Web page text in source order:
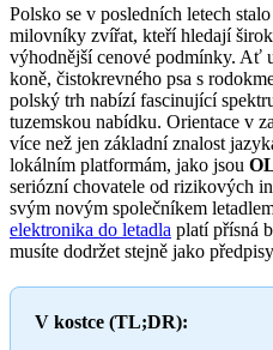
Polsko se v posledních letech
milovníky zvířat, kteří hledají
výhodnější cenové podmínky. Ať
koně, čistokrevného psa s
polský trh nabízí fascinující
tuzemskou nabídku. Orientace v
více než jen základní znalost
lokálním platformám, jako jsou
seriózní chovatele od rizikových
svým novým společníkem
elektronika do letadla platí přísná
musíte dodržet stejně jako
V kostce (TL;DR):